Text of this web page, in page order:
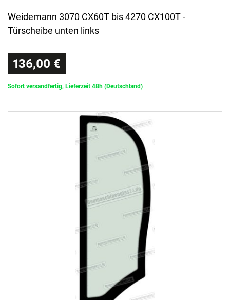
Weidemann 3070 CX60T bis 4270 CX100T -
Türscheibe unten links
136,00 €
Sofort versandfertig, Lieferzeit 48h (Deutschland)